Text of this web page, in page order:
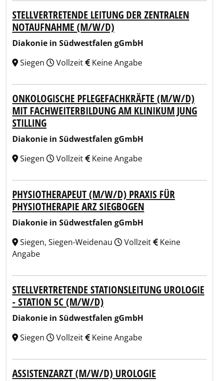
STELLVERTRETENDE LEITUNG DER ZENTRALEN
NOTAUFNAHME (M/W/D)
Diakonie in Südwestfalen gGmbH
Siegen
Vollzeit Keine Angabe
ONKOLOGISCHE PFLEGEFACHKRÄFTE (M/W/D)
MIT FACHWEITERBILDUNG AM KLINIKUM JUNG
STILLING
Diakonie in Südwestfalen gGmbH
Siegen
Vollzeit Keine Angabe
PHYSIOTHERAPEUT (M/W/D) PRAXIS FÜR
PHYSIOTHERAPIE ARZ SIEGBOGEN
Diakonie in Südwestfalen gGmbH
Siegen, Siegen-Weidenau
Vollzeit
Keine
Angabe
STELLVERTRETENDE STATIONSLEITUNG UROLOGIE
- STATION 5C (M/W/D)
Diakonie in Südwestfalen gGmbH
Siegen
Vollzeit Keine Angabe
ASSISTENZARZT (M/W/D) UROLOGIE